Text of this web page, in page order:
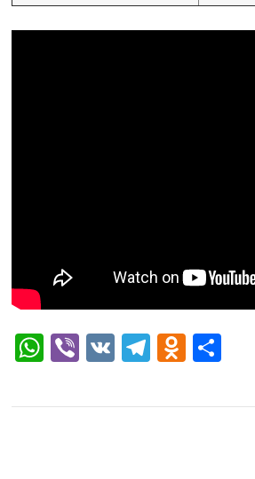
WhatsApp
Viber
VK Telegram